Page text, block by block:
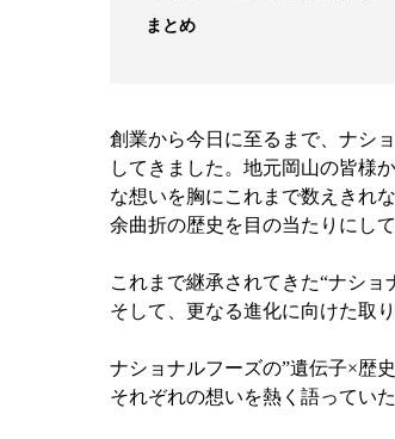
まとめ
創業から今日に至るまで、ナシ
してきました。地元岡山の皆様
な想いを胸にこれまで数えきれ
余曲折の歴史を目の当たりにし
これまで継承されてきた“ナショ
そして、更なる進化に向けた取
ナショナルフーズの”遺伝子×歴
それぞれの想いを熱く語っていた